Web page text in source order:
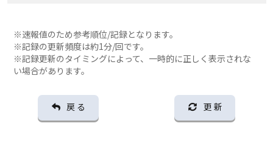
※速報値のため参考順位/記録となります。
※記録の更新頻度は約1分/回です。
※記録更新のタイミングによって、一時的に正しく表示されな
い場合があります。
戻 る 更 新